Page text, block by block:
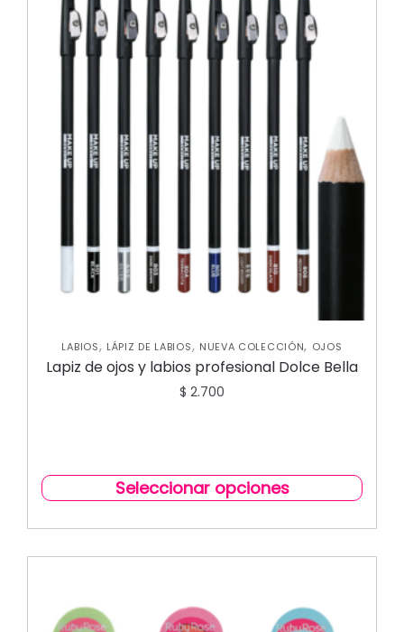
LABIOS, LÁPIZ DE LABIOS, NUEVA COLECCIÓN, OJOS
Lapiz de ojos y labios profesional Dolce Bella
$ 2.700
Seleccionar opciones